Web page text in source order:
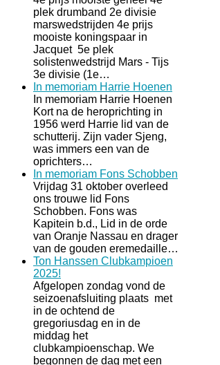
plek drumband 2e divisie
marswedstrijden 4e prijs
mooiste koningspaar in
Jacquet 5e plek
solistenwedstrijd Mars - Tijs
3e divisie (1e…
In memoriam Harrie Hoenen
In memoriam Harrie Hoenen
Kort na de heroprichting in
1956 werd Harrie lid van de
schutterij. Zijn vader Sjeng,
was immers een van de
oprichters…
In memoriam Fons Schobben
Vrijdag 31 oktober overleed
ons trouwe lid Fons
Schobben. Fons was
Kapitein b.d., Lid in de orde
van Oranje Nassau en drager
van de gouden eremedaille…
Ton Hanssen Clubkampioen
2025!
Afgelopen zondag vond de
seizoenafsluiting plaats met
in de ochtend de
gregoriusdag en in de
middag het
clubkampioenschap. We
begonnen de dag met een